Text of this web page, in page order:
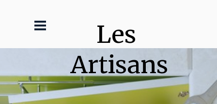
Les
Artisans